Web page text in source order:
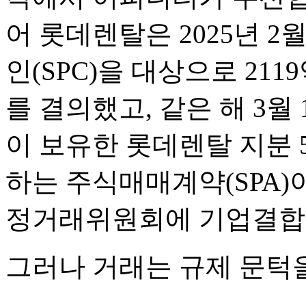
어 롯데렌탈은 2025년 2
인(SPC)을 대상으로
를 결의했고, 같은 해 3
이 보유한 롯데렌탈 지분
하는 주식매매계약(SPA)
정거래위원회에 기업결
그러나 거래는 규제 문턱